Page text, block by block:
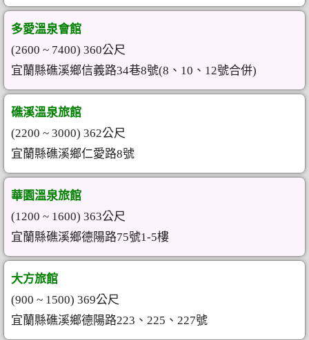
多愛溫泉會館
(2600 ~ 7400) 360公尺
宜蘭縣礁溪鄉信義路34巷8號(8、10、12號合併)
礁溪溫泉旅館
(2200 ~ 3000) 362公尺
宜蘭縣礁溪鄉仁愛路8號
華園溫泉旅館
(1200 ~ 1600) 363公尺
宜蘭縣礁溪鄉德陽路75號1-5樓
大方旅館
(900 ~ 1500) 369公尺
宜蘭縣礁溪鄉德陽路223、225、227號